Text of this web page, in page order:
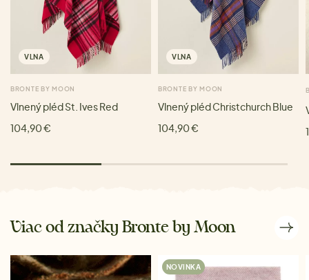
VLNA
BRONTE BY MOON
Vlnený pléd St. Ives Red
104,90 €
VLNA
BRONTE BY MOON
Vlnený pléd Christchurch Blue
104,90 €
Viac od značky Bronte by Moon
NOVINKA